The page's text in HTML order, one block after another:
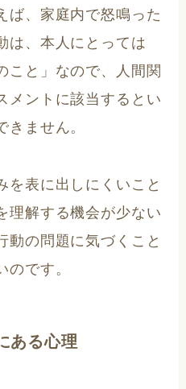
ば、家庭内で怒鳴った
は、本人にとっては
こと」なので、人間関
メントに該当するとい
きません。
を表に出しにくいこと
理解する機会が少ない
動の問題に気づくこと
のです。
ある心理